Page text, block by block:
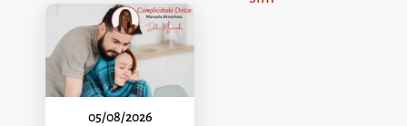
05/08/2026